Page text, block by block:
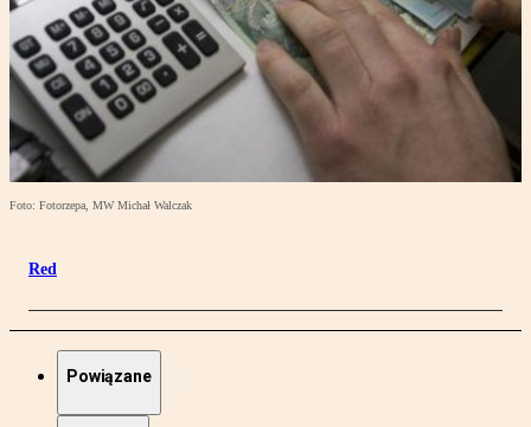
Foto: Fotorzepa, MW Michał Walczak
Red
Powiązane